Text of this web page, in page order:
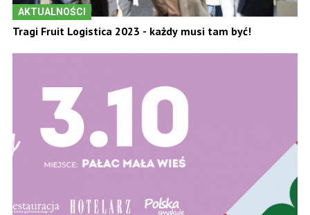
AKTUALNOŚCI
Tragi Fruit Logistica 2023 - każdy musi tam być!